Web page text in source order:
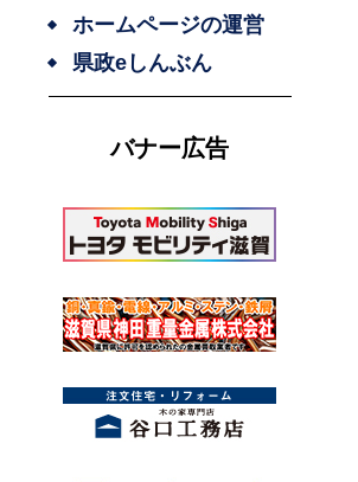
ホームページの運営
県政eしんぶん
バナー広告